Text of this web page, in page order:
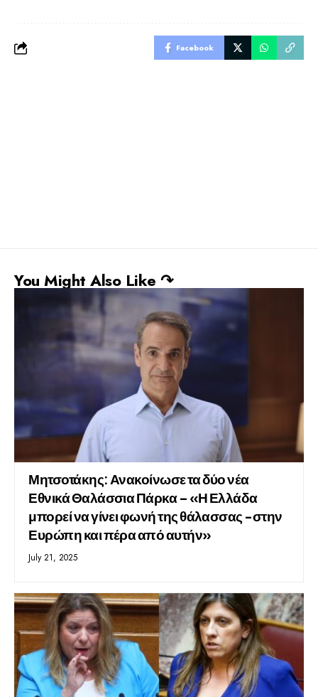
Facebook
You Might Also Like ↷
Μητσοτάκης: Ανακοίνωσε τα δύο νέα
Εθνικά Θαλάσσια Πάρκα – «Η Ελλάδα
μπορεί να γίνει φωνή της θάλασσας -στην
Ευρώπη και πέρα από αυτήν»
July 21, 2025